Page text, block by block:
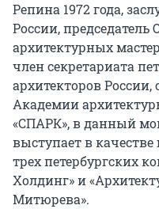
Репина 1972 года,
России,
архитектурных
член секретариата
архитекторов России,
Академии
«СПАРК», в данный
выступает в качестве
трех петербургских
Холдинг» и
Митюрева».